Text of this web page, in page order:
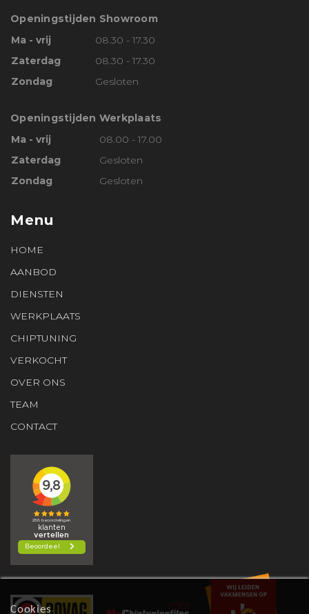
Openingstijden Showroom
Ma - vrij
08.30 - 17.30
Zaterdag
08.30 - 17.30
Zondag
Gesloten
Openingstijden Werkplaats
Ma - vrij
08.00 - 17.00
Zaterdag
Gesloten
Zondag
Gesloten
Menu
HOME
AANBOD
DIENSTEN
WERKPLAATS
CHIPTUNING
VERKOCHT
OVER ONS
TEAM
CONTACT
Cookies